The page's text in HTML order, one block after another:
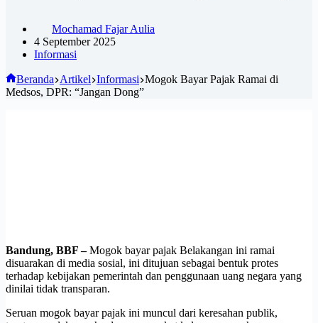
Mochamad Fajar Aulia
4 September 2025
Informasi
Beranda Artikel Informasi Mogok Bayar Pajak Ramai di
Medsos, DPR: “Jangan Dong”
Bandung, BBF –Mogok bayar pajak Belakangan ini ramai
disuarakan di media sosial, ini ditujuan sebagai bentuk protes
terhadap kebijakan pemerintah dan penggunaan uang negara yang
dinilai tidak transparan.
Seruan mogok bayar pajak ini muncul dari keresahan publik,